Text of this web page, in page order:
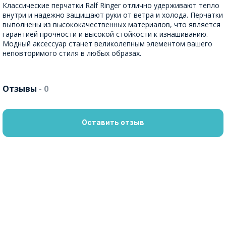
Классические перчатки Ralf Ringer отлично удерживают тепло
внутри и надежно защищают руки от ветра и холода. Перчатки
выполнены из высококачественных материалов, что является
гарантией прочности и высокой стойкости к изнашиванию.
Модный аксессуар станет великолепным элементом вашего
неповторимого стиля в любых образах.
Отзывы - 0
Оставить отзыв